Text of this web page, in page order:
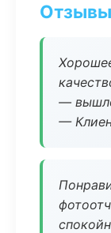
Отзывы
—
—